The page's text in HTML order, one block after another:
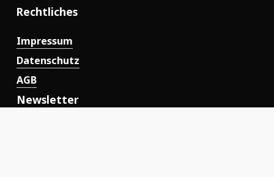
Rechtliches
Impressum
Datenschutz
AGB
Newsletter